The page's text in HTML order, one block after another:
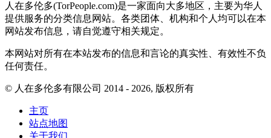
人在多伦多(TorPeople.com)是一家面向大多地区，主要为华人
提供服务的分类信息网站。各类团体、机构和个人均可以在本
网站发布信息，请自觉遵守相关规定。
本网站对所有在本站发布的信息和言论的真实性、有效性不负
任何责任。
© 人在多伦多有限公司 2014 - 2026, 版权所有
主页
站点地图